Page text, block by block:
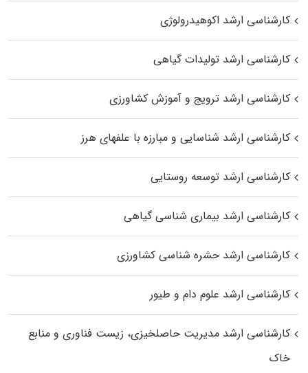
کارشناسی ارشد اکوهیدرولوژی
کارشناسی ارشد تولیدات گیاهی
کارشناسی ارشد ترویج و آموزش کشاورزی
کارشناسی ارشد شناسایی و مبارزه با علفهای هرز
کارشناسی ارشد توسعه روستایی
کارشناسی ارشد بیماری‌ شناسی گیاهی
کارشناسی ارشد حشره‌ شناسی کشاورزی
کارشناسی ارشد علوم دام و طیور
کارشناسی ارشد مدیریت حاصلخیزی، زیست فناوری و منابع
خاک